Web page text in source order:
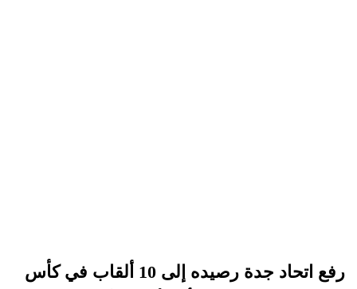
رفع اتحاد جدة رصيده إلى 10 ألقاب في كأس